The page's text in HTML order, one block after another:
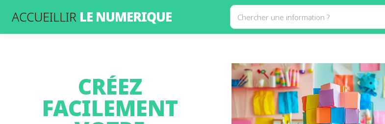
ACCUEILLIR LE NUMERIQUE Chercher une information ?
CRÉEZ
FACILEMENT